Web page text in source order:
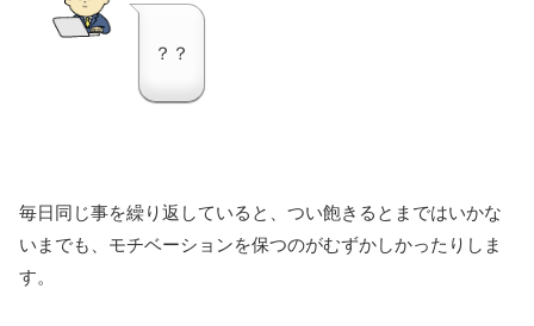
？？
毎日同じ事を繰り返していると、つい飽きるとまではいかな
いまでも、モチベーションを保つのがむずかしかったりしま
す。